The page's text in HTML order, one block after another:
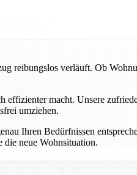
reibungslos verläuft. Ob
macht. Unsere
umziehen.
Ihren Bedürfnissen
die neue Wohnsituation.